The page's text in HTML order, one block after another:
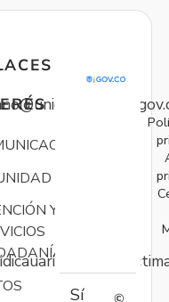
Y
Sí
©